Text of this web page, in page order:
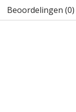
Beoordelingen (0)